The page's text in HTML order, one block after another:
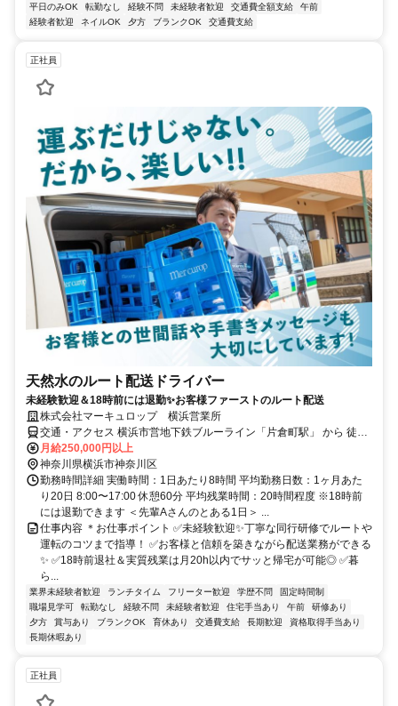
平日のみOK
転勤なし 経験不問 未経験者歓迎 交通費全額支給
午前
経験者歓迎
ネイルOK 夕方 ブランクOK 交通費支給
正社員
天然水のルート配送ドライバー
未経験歓迎＆18時前には退勤✨お客様ファーストのルート配送
株式会社マーキュロップ 横浜営業所
交通・アクセス 横浜市営地下鉄ブルーライン「片倉町駅」 から 徒歩
約15分
月給250,000円以上
神奈川県横浜市神奈川区
勤務時間詳細 実働時間：1日あたり8時間 平均勤務日数：1ヶ月あた
り20日 8:00〜17:00 休憩60分 平均残業時間：20時間程度 ※18時前
には退勤できます ＜先輩Aさんのとある1日＞ ...
仕事内容 ＊お仕事ポイント ✅未経験歓迎✨丁寧な同行研修でルートや
運転のコツまで指導！ ✅お客様と信頼を築きながら配送業務ができる
✨ ✅18時前退社＆実質残業は月20h以内でサッと帰宅が可能◎ ✅暮
ら...
業界未経験者歓迎 ランチタイム フリーター歓迎 学歴不問
固定時間制
職場見学可
転勤なし 経験不問 未経験者歓迎 住宅手当あり 午前
研修あり
夕方
賞与あり ブランクOK 育休あり 交通費支給 長期歓迎
資格取得手当あり
長期休暇あり
正社員